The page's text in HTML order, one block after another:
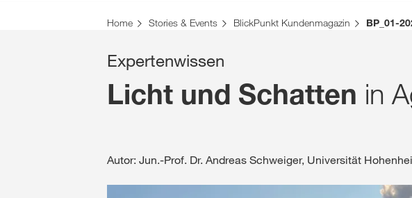
Home Stories & Events BlickPunkt Kundenmagazin BP_01-
Expertenwissen
Licht und Schatten in
Autor: Jun.-Prof. Dr. Andreas Schweiger, Universität